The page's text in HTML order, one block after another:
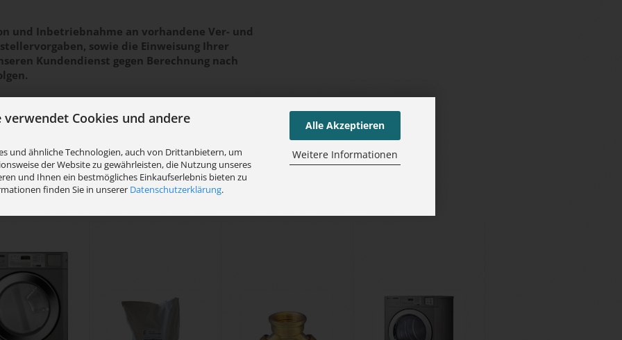
verwendet Cookies und andere
und ähnliche Technologien, auch von Drittanbietern, um
der Website zu gewährleisten, die Nutzung unseres
und Ihnen ein bestmögliches Einkaufserlebnis bieten zu
finden Sie in unserer Datenschutzerklärung.
Alle Akzeptieren
Weitere Informationen
und Inbetriebnahme an vorhandene Ver- und
sowie die Einweisung Ihrer
Kundendienst gegen Berechnung nach
wir Ihnen: